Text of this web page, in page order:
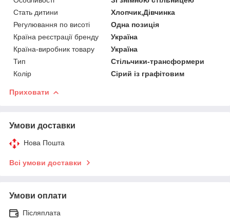
Стать дитини
Хлопчик,Дівчинка
Регулювання по висоті
Одна позиція
Країна реєстрації бренду
Україна
Країна-виробник товару
Україна
Тип
Стільчики-трансформери
Колір
Сірий із графітовим
Приховати
Умови доставки
Нова Пошта
Всі умови доставки
Умови оплати
Післяплата